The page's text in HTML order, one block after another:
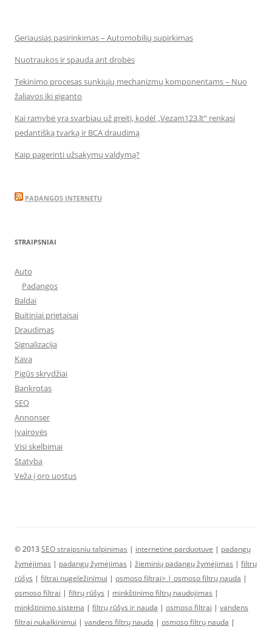
Geriausias pasirinkimas – Automobilių supirkimas
Nuotraukos ir spauda ant drobės
Tekinimo procesas sunkiųjų mechanizmų komponentams – Nuo
žaliavos iki giganto
Kai ramybė yra svarbiau už greitį, kodėl „Vezam123.lt“ renkasi
pedantišką tvarką ir BCA draudimą
Kaip pagerinti užsakymų valdymą?
PADANGOS INTERNETU
STRAIPSNIAI
Auto
Padangos
Baldai
Buitiniai prietaisai
Draudimas
Signalizacija
Kava
Pigūs skrydžiai
Bankrotas
SEO
Annonser
Įvairovės
Visi skelbimai
Statyba
Veža į oro uostus
© 2013 SEO straipsniu talpinimas | internetine parduotuve | padangų
žymėjimas | padangų žymėjimas | žieminių padangų žymėjimas | filtrų
rūšys | filtrai nugeležinimui | osmoso filtrai> | osmoso filtrų nauda |
osmoso filtrai | filtrų rūšys | minkštinimo filtrų naudojimas |
minkštinimo sistema | filtrų rūšys ir nauda | osmoso filtrai | vandens
filtrai nukalkinimui | vandens filtrų nauda | osmoso filtrų nauda |